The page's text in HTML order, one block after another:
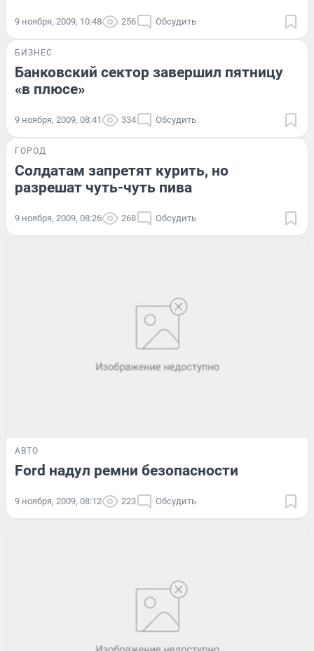
9 ноября, 2009, 10:48 256 Обсудить
БИЗНЕС
Банковский сектор завершил пятницу
«в плюсе»
9 ноября, 2009, 08:41 334 Обсудить
ГОРОД
Солдатам запретят курить, но
разрешат чуть-чуть пива
9 ноября, 2009, 08:26 268 Обсудить
АВТО
Ford надул ремни безопасности
9 ноября, 2009, 08:12 223 Обсудить